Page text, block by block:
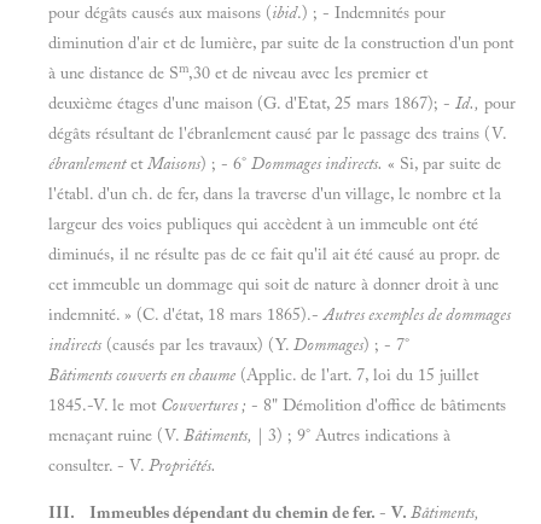
pour dégâts causés aux maisons (ibid.) ; - Indemnités pour
diminution d'air et de lumière, par suite de la construction d'un pont
à une distance de Sm,30 et de niveau avec les premier et
deuxième étages d'une maison (G. d'Etat, 25 mars 1867); - Id., pour
dégâts résultant de l'ébranlement causé par le passage des trains (V.
ébranlementetMaisons) ; - 6° Dommages indirects. « Si, par suite de
l'établ. d'un ch. de fer, dans la traverse d'un village, le nombre et la
largeur des voies publiques qui accèdent à un immeuble ont été
diminués, il ne résulte pas de ce fait qu'il ait été causé au propr. de
cet immeuble un dommage qui soit de nature à donner droit à une
indemnité. » (C. d'état, 18 mars 1865).-Autres exemples de dommages
indirects (causés par les travaux) (Y. Dommages) ; - 7°
Bâtiments couverts en chaume (Applic. de l'art. 7, loi du 15 juillet
1845.-V. le mot Couvertures ; - 8" Démolition d'office de bâtiments
menaçant ruine (V. Bâtiments, | 3) ; 9° Autres indications à
consulter. - V. Propriétés.
III. Immeubles dépendant du chemin de fer. - V. Bâtiments,